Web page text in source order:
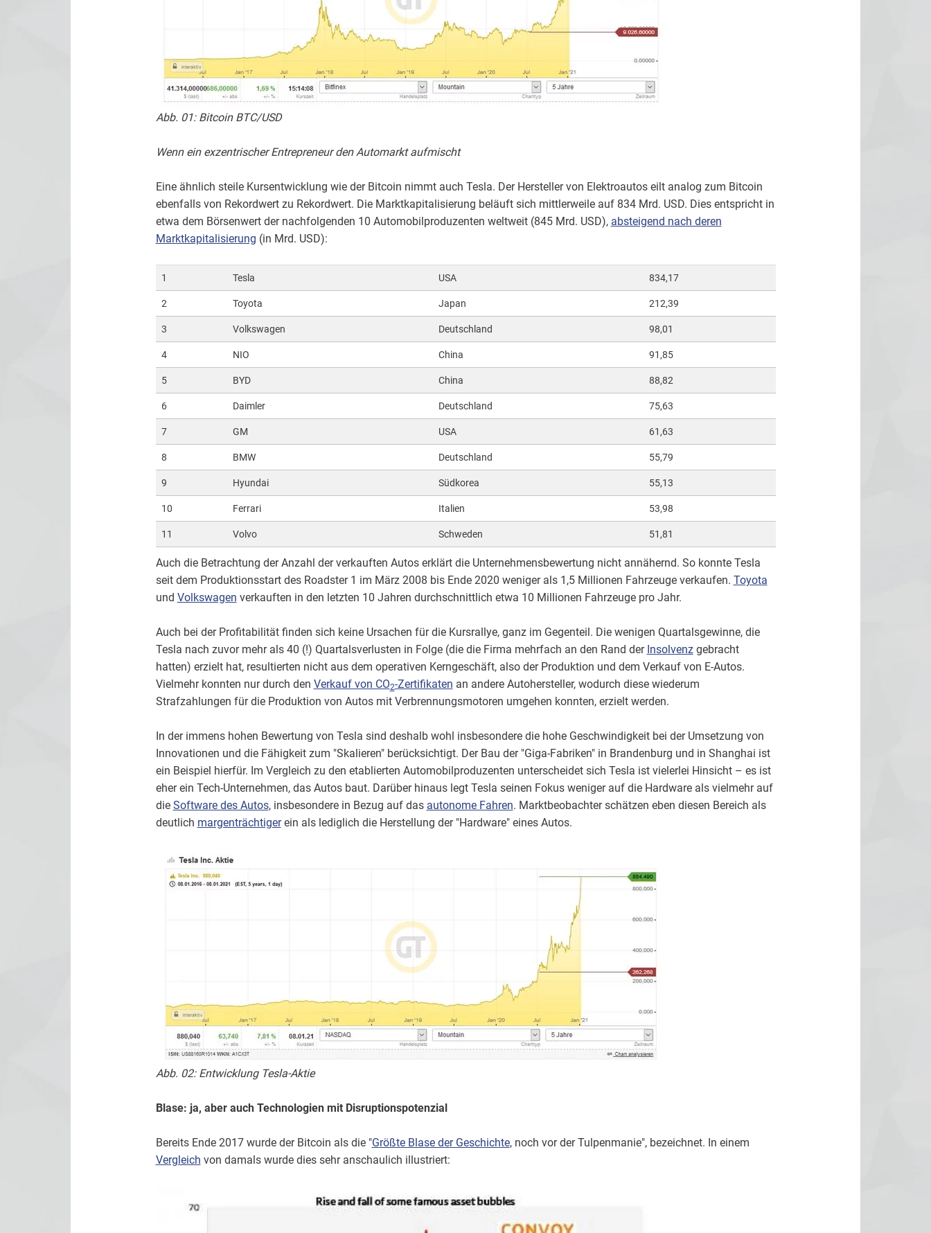
Abb. 01: Bitcoin BTC/USD
Wenn ein exzentrischer Entrepreneur den Automarkt aufmischt
Eine ähnlich steile Kursentwicklung wie der Bitcoin nimmt auch Tesla. Der Hersteller von Elektroautos eilt analog zum Bitcoin
ebenfalls von Rekordwert zu Rekordwert. Die Marktkapitalisierung beläuft sich mittlerweile auf 834 Mrd. USD. Dies entspricht in
etwa dem Börsenwert der nachfolgenden 10 Automobilproduzenten weltweit (845 Mrd. USD), absteigend nach deren
Marktkapitalisierung (in Mrd. USD):
1 Tesla USA 834,17
2 Toyota Japan 212,39
3 Volkswagen Deutschland 98,01
4 NIO China 91,85
5 BYD China 88,82
6 Daimler Deutschland 75,63
7 GM USA 61,63
8 BMW Deutschland 55,79
9 Hyundai Südkorea 55,13
10 Ferrari Italien 53,98
11 Volvo Schweden 51,81
Auch die Betrachtung der Anzahl der verkauften Autos erklärt die Unternehmensbewertung nicht annähernd. So konnte Tesla
seit dem Produktionsstart des Roadster 1 im März 2008 bis Ende 2020 weniger als 1,5 Millionen Fahrzeuge verkaufen. Toyota
und Volkswagen verkauften in den letzten 10 Jahren durchschnittlich etwa 10 Millionen Fahrzeuge pro Jahr.
Auch bei der Profitabilität finden sich keine Ursachen für die Kursrallye, ganz im Gegenteil. Die wenigen Quartalsgewinne, die
Tesla nach zuvor mehr als 40 (!) Quartalsverlusten in Folge (die die Firma mehrfach an den Rand der Insolvenzgebracht
hatten) erzielt hat, resultierten nicht aus dem operativen Kerngeschäft, also der Produktion und dem Verkauf von E-Autos.
Vielmehr konnten nur durch den Verkauf von CO2-Zertifikaten an andere Autohersteller, wodurch diese wiederum
Strafzahlungen für die Produktion von Autos mit Verbrennungsmotoren umgehen konnten, erzielt werden.
In der immens hohen Bewertung von Tesla sind deshalb wohl insbesondere die hohe Geschwindigkeit bei der Umsetzung von
Innovationen und die Fähigkeit zum "Skalieren" berücksichtigt. Der Bau der "Giga-Fabriken" in Brandenburg und in Shanghai ist
ein Beispiel hierfür. Im Vergleich zu den etablierten Automobilproduzenten unterscheidet sich Tesla ist vielerlei Hinsicht – es ist
eher ein Tech-Unternehmen, das Autos baut. Darüber hinaus legt Tesla seinen Fokus weniger auf die Hardware als vielmehr auf
die Software des Autos, insbesondere in Bezug auf das autonome Fahren. Marktbeobachter schätzen eben diesen Bereich als
deutlich margenträchtigerein als lediglich die Herstellung der "Hardware" eines Autos.
Abb. 02: Entwicklung Tesla-Aktie
Blase: ja, aber auch Technologien mit Disruptionspotenzial
Bereits Ende 2017 wurde der Bitcoin als die "Größte Blase der Geschichte, noch vor der Tulpenmanie", bezeichnet. In einem
Vergleich von damals wurde dies sehr anschaulich illustriert: